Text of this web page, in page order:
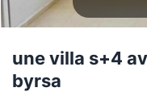
une villa s+4
byrsa